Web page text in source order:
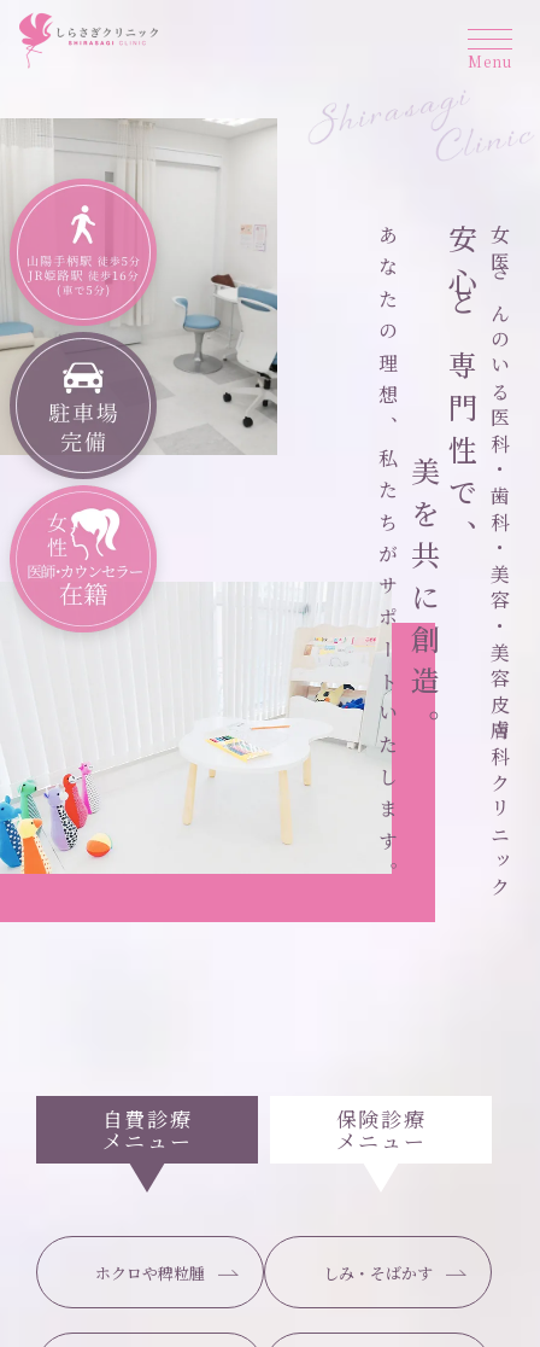
女医さんのいる医科・歯科・美容・美容皮膚科クリニック
安心と専門性で、
美を共に創造。
あなたの理想、私たちがサポートいたします。
自費診療
メニュー
保険診療
メニュー
ホクロや稗粒腫 しみ・そばかす